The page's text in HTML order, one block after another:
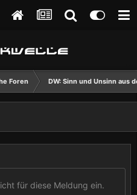
Foren DW: Sinn und Unsinn aus
für diese Meldung ein.